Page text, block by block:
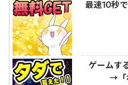
最速10秒
ゲームす
→「